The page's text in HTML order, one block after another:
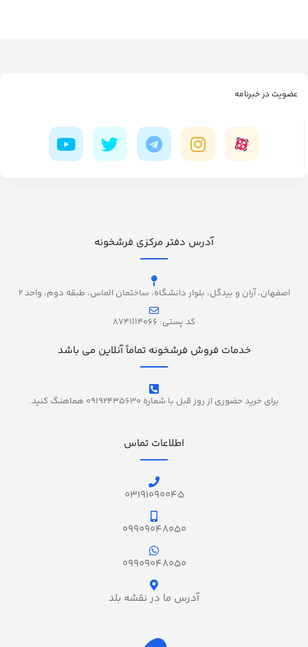
عضویت در خبرنامه
آدرس دفتر مرکزی فرشخونه
اصفهان، آران و بیدگل، بلوار دانشگاه، ساختمان الماس، طبقه دوم، واحد 2
کد پستی: 8741114066
خدمات فروش فرشخونه تماماً آنلاین می باشد
برای خرید حضوری از روز قبل با شماره 09192435630 هماهنگ کنید.
اطلاعات تماس
03191090045
09909048050
09909048050
آدرس ما در نقشه بلد